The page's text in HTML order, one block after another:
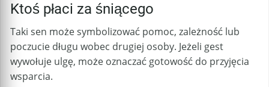
Ktoś płaci za śniącego
Taki sen może symbolizować pomoc, zależność lub
poczucie długu wobec drugiej osoby. Jeżeli gest
wywołuje ulgę, może oznaczać gotowość do przyjęcia
wsparcia.